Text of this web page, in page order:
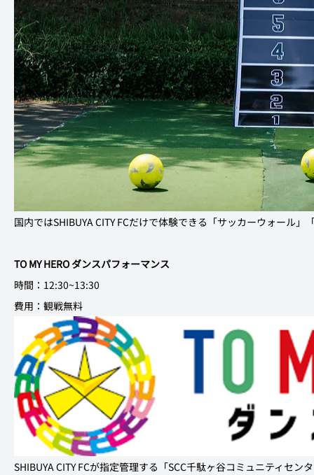
国内ではSHIBUYA CITY FCだけで体験できる「サッカーウォール
TO MY HERO ダンスパフォーマンス
時間：12:30~13:30
費用：観戦無料
SHIBUYA CITY FCが指定管理する「SCC千駄ヶ谷コミュニティセ